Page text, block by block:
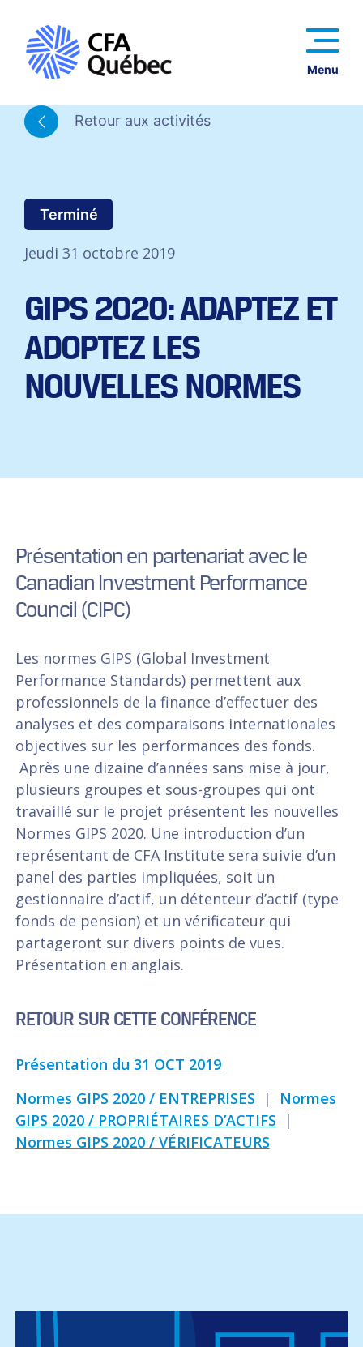
Menu
Retour aux activités
Terminé
Jeudi 31 octobre 2019
GIPS 2020: ADAPTEZ ET
ADOPTEZ LES
NOUVELLES NORMES
​Présentation en partenariat avec le
Canadian Investment Performance
Council (CIPC)
Les normes GIPS (Global Investment
Performance Standards) permettent aux
professionnels de la finance d’effectuer des
analyses et des comparaisons internationales
objectives sur les performances des fonds.
Après une dizaine d’années sans mise à jour,
plusieurs groupes et sous-groupes qui ont
travaillé sur le projet présentent les nouvelles
Normes GIPS 2020. Une introduction d’un
représentant de CFA Institute sera suivie d’un
panel des parties impliquées, soit un
gestionnaire d’actif, un détenteur d’actif (type
fonds de pension) et un vérificateur qui
partageront sur divers points de vues.
Présentation en anglais.
RETOUR SUR CETTE CONFÉRENCE
Présentation du 31 OCT 2019
Normes GIPS 2020 / ENTREPRISES | Normes
GIPS 2020 / PROPRIÉTAIRES D’ACTIFS |
Normes GIPS 2020 / VÉRIFICATEURS